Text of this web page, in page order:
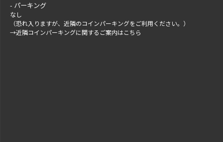
パーキング
なし
（恐れ入りますが、近隣のコインパーキングをご利用ください。）
→近隣コインパーキングに関するご案内はこちら